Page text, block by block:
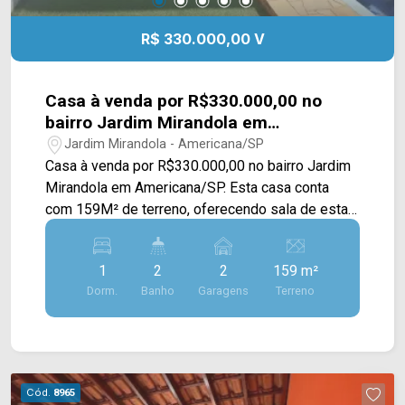
R$ 330.000,00 V
Casa à venda por R$330.000,00 no
bairro Jardim Mirandola em
Americana/SP
Jardim Mirandola - Americana/SP
Casa à venda por R$330.000,00 no bairro Jardim
Mirandola em Americana/SP. Esta casa conta
com 159M² de terreno, oferecendo sala de estar,
sala de jantar integrada com a cozinha com
armários, espaço gourmet com churrasqueira,
piscina e área de serviço. > 01 quarto; > 02
banheiros, sendo 01 externo; > 02 vagas de
garagem. Localizado próximo à Av. Parma, Av.
e Rod. Anhanguera. Entre em contato com a
1
Dorm.
2
Banho
2
Garagens
159 m²
Terreno
Cód. 8965